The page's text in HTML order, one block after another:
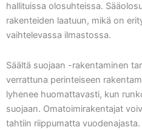
hallituissa olosuhteissa.
rakenteiden laatuun, mikä on
vaihtelevassa ilmastossa.
Säältä suojaan -rakentaminen
verrattuna perinteiseen
lyhenee huomattavasti, kun
suojaan. Omatoimirakentajat
tahtiin riippumatta